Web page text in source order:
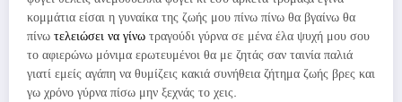
κομμάτια είσαι η γυναίκα της ζωής μου πίνω πίνω θα βγαίνω θα
πίνω τελειώσει να γίνω τραγούδι γύρνα σε μένα έλα ψυχή μου σου
το αφιερώνω μόνιμα ερωτευμένοι θα με ζητάς σαν ταινία παλιά
γιατί εμείς αγάπη να θυμίζεις κακιά συνήθεια ζήτημα ζωής βρες και
γω χρόνο γύρνα πίσω μην ξεχνάς το χεις.